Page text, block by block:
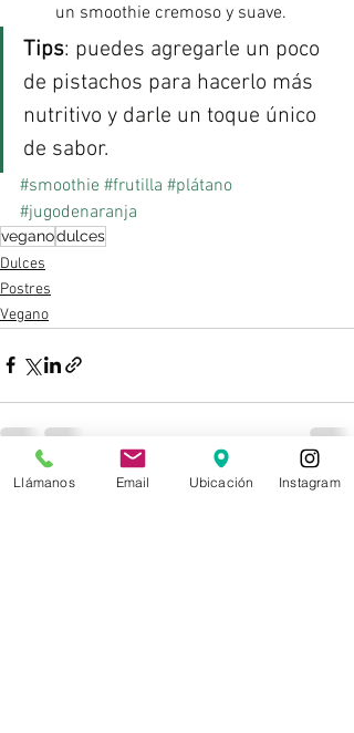
un smoothie cremoso y suave.
Tips: puedes agregarle un poco
de pistachos para hacerlo más
nutritivo y darle un toque único
de sabor.
#smoothie #frutilla #plátano
#jugodenaranja
veganodulces
Dulces
Postres
Vegano
Entradas recientes Ver todo
Llámanos Email Ubicación Instagram